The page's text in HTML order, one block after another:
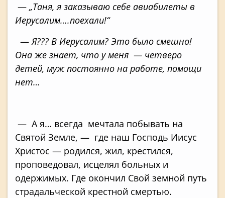
— „Таня, я заказываю себе авиабилеты в
Иерусалим….поехали!“
— Я??? В Иерусалим? Это было смешно!
Она же знает, что у меня — четверо
детей, муж постоянно на работе, помощи
нет…
— А я… всегда мечтала побывать на
Святой Земле, — где наш Господь Иисус
Христос — родился, жил, крестился,
проповедовал, иcцелял больных и
одержимых. Где окончил Свой земной путь
страдальческой крестной смертью.